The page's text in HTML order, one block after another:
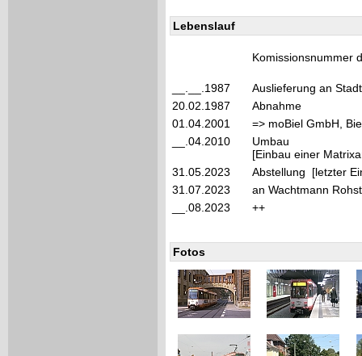
Lebenslauf
Komissionsnummer
__.__.1987
Auslieferung an
20.02.1987
Abnahme
01.04.2001
=> moBiel GmbH,
__.04.2010
Umbau
[Einbau einer
31.05.2023
Abstellung [letzter
31.07.2023
an Wachtmann
__.08.2023
++
Fotos